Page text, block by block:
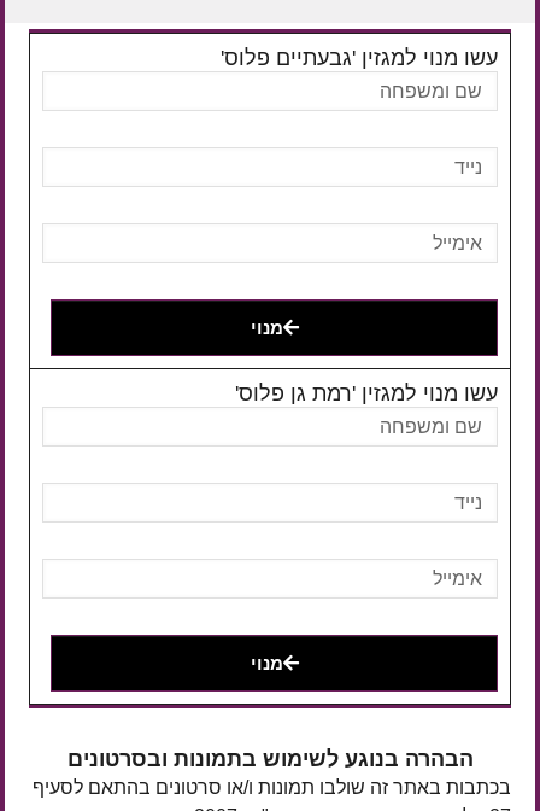
עשו מנוי למגזין 'גבעתיים פלוס'
מנוי
עשו מנוי למגזין 'רמת גן פלוס'
מנוי
הבהרה בנוגע לשימוש בתמונות ובסרטונים
בכתבות באתר זה שולבו תמונות ו/או סרטונים בהתאם לסעיף